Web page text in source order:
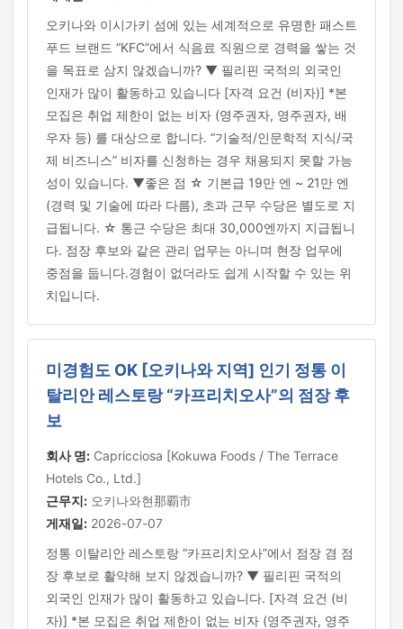
오키나와 이시가키 섬에 있는 세계적으로 유명한 패스트
푸드 브랜드 “KFC”에서 식음료 직원으로 경력을 쌓는 것
을 목표로 삼지 않겠습니까? ▼ 필리핀 국적의 외국인
인재가 많이 활동하고 있습니다 [자격 요건 (비자)] *본
모집은 취업 제한이 없는 비자 (영주권자, 영주권자, 배
우자 등) 를 대상으로 합니다. “기술적/인문학적 지식/국
제 비즈니스” 비자를 신청하는 경우 채용되지 못할 가능
성이 있습니다. ▼좋은 점 ☆ 기본급 19만 엔 ~ 21만 엔
(경력 및 기술에 따라 다름), 초과 근무 수당은 별도로 지
급됩니다. ☆ 통근 수당은 최대 30,000엔까지 지급됩니
다. 점장 후보와 같은 관리 업무는 아니며 현장 업무에
중점을 둡니다.경험이 없더라도 쉽게 시작할 수 있는 위
치입니다.
미경험도 OK [오키나와 지역] 인기 정통 이
탈리안 레스토랑 “카프리치오사”의 점장 후
보
회사 명: Capricciosa [Kokuwa Foods / The Terrace
Hotels Co., Ltd.]
근무지: 오키나와현那覇市
게재일: 2026-07-07
정통 이탈리안 레스토랑 “카프리치오사”에서 점장 겸 점
장 후보로 활약해 보지 않겠습니까? ▼ 필리핀 국적의
외국인 인재가 많이 활동하고 있습니다. [자격 요건 (비
자)] *본 모집은 취업 제한이 없는 비자 (영주권자, 영주